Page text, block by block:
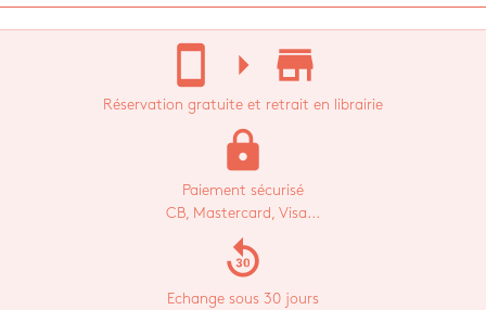
stay_current_portrait arrow_right store_mall_directory
Réservation gratuite et retrait en librairie
lock
Paiement sécurisé
CB, Mastercard, Visa...
replay_30
Echange sous 30 jours